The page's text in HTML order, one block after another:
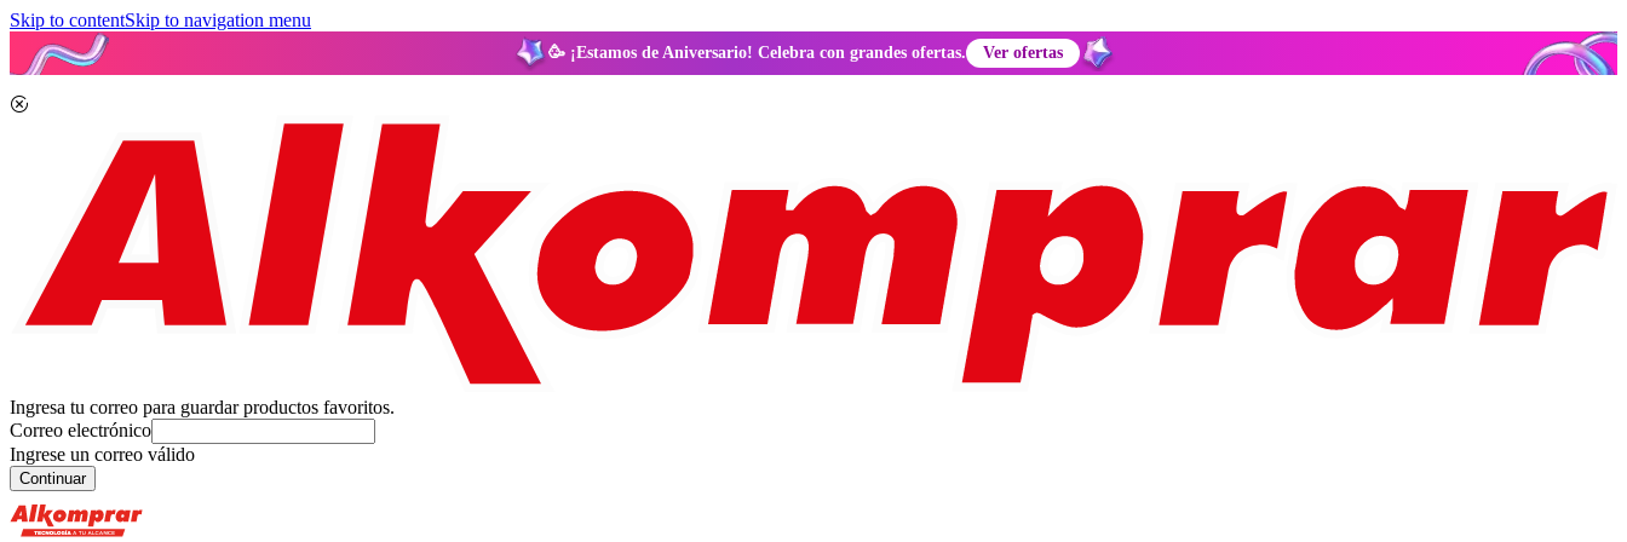
Skip to contentSkip to navigation menu
🥳 ¡Estamos de Aniversario! Celebra con grandes ofertas. Ver ofertas
Ingresa tu correo para guardar productos favoritos.
Correo electrónico
Ingrese un correo válido
Continuar